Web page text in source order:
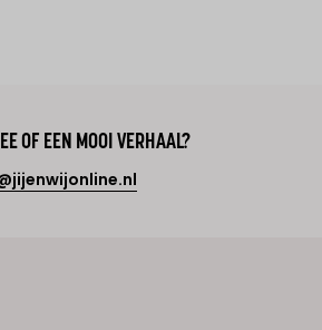
OF EEN MOOI VERHAAL?